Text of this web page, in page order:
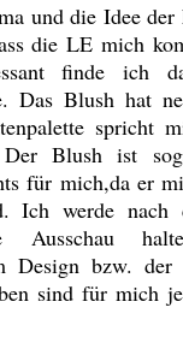
und die Idee
die LE mich
finde ich
Das Blush hat
spricht
Blush ist
für mich,da er
Ich werde nach
Ausschau
Design bzw. der
sind für mich